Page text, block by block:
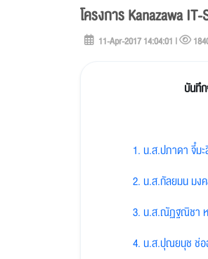
โครงการ Kanazawa
11-Apr-2017 14:04:01 |
บันทึ
1. น.ส.ปภาดา จี๋ม
2. น.ส.กัลยมน ม
3. น.ส.ณัฏฐณิชา ห
4. น.ส.ปุณยนุช ช่อ